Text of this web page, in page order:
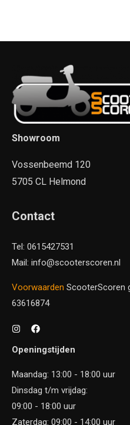
Showroom
Vossenbeemd 120
5705 CL Helmond
Contact
Tel: 0615427531
Mail: info@scooterscoren.nl
Voorwaarden ScooterScoren
63616874
Openingstijden
Maandag: 13:00 - 18:00 uur
Dinsdag t/m vrijdag:
09:00 - 18:00 uur
Zaterdag: 09:00 - 14:00 uur